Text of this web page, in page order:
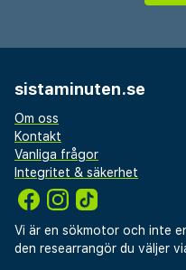
sistaminuten.se
Om oss
Kontakt
Vanliga frågor
Integritet & säkerhet
Vi är en sökmotor och inte
den researrangör du väljer